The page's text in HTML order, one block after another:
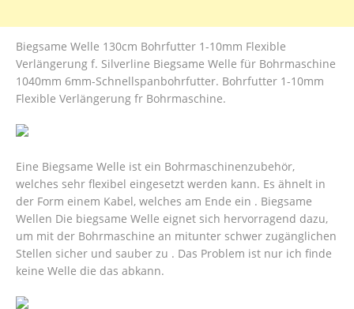
Biegsame Welle 130cm Bohrfutter 1-10mm Flexible
Verlängerung f. Silverline Biegsame Welle für Bohrmaschine
1040mm 6mm-Schnellspanbohrfutter. Bohrfutter 1-10mm
Flexible Verlängerung fr Bohrmaschine.
Eine Biegsame Welle ist ein Bohrmaschinenzubehör,
welches sehr flexibel eingesetzt werden kann. Es ähnelt in
der Form einem Kabel, welches am Ende ein . Biegsame
Wellen Die biegsame Welle eignet sich hervorragend dazu,
um mit der Bohrmaschine an mitunter schwer zugänglichen
Stellen sicher und sauber zu . Das Problem ist nur ich finde
keine Welle die das abkann.